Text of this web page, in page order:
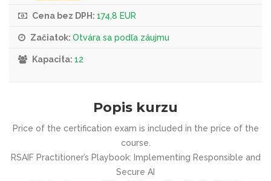
Cena bez DPH: 174,8 EUR
Začiatok: Otvára sa podľa záujmu
Kapacita: 12
Popis kurzu
Price of the certification exam is included in the price of the
course.
RSAIF Practitioner’s Playbook: Implementing Responsible and
Secure AI